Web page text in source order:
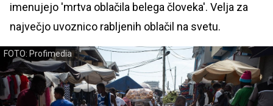
imenujejo 'mrtva oblačila belega človeka'. Velja za
največjo uvoznico rabljenih oblačil na svetu.
FOTO: Profimedia